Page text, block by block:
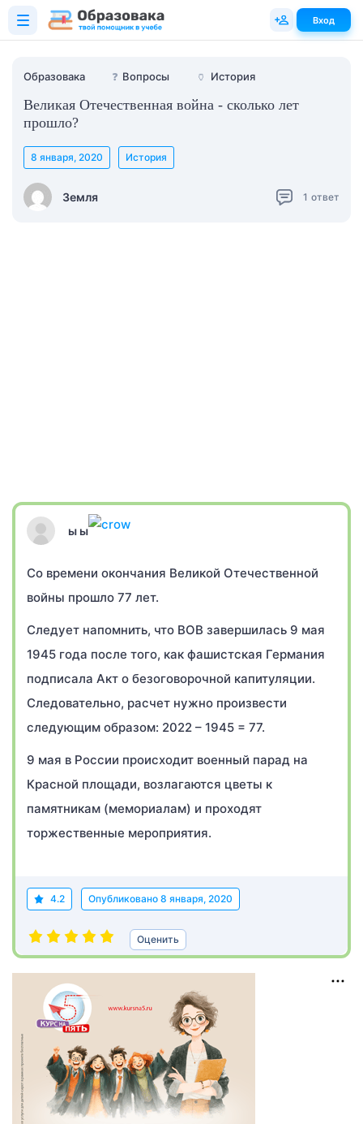
Образовака ❓ Вопросы 🏺 История
Великая Отечественная война - сколько лет
прошло?
Земля
8 января, 2020 История
1 ответ
ы ы
Со времени окончания Великой Отечественной
войны прошло 77 лет.
Следует напомнить, что ВОВ завершилась 9 мая
1945 года после того, как фашистская Германия
подписала Акт о безоговорочной капитуляции.
Следовательно, расчет нужно произвести
следующим образом: 2022 – 1945 = 77.
9 мая в России происходит военный парад на
Красной площади, возлагаются цветы к
памятникам (мемориалам) и проходят
торжественные мероприятия.
4.2 Опубликовано 8 января, 2020
Оценить
Вход